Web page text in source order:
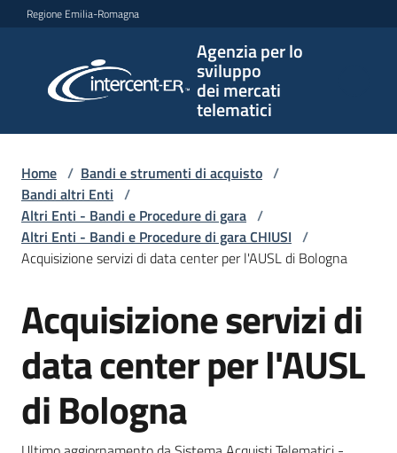
Vai al contenuto
Vai alla navigazione
Vai al footer
Regione Emilia-Romagna
Agenzia per lo
sviluppo
dei mercati
telematici
per lo
sviluppo
telematici
L'Agenzia
Bandi
strumenti
acquisto
Home / Bandi e strumenti di acquisto /
Bandi altri Enti /
Altri Enti - Bandi e Procedure di gara /
Altri Enti - Bandi e Procedure di gara CHIUSI /
Acquisizione servizi di data center per l'AUSL di Bologna
Salta al contenuto
Acquisizione servizi di
data center per l'AUSL
di Bologna